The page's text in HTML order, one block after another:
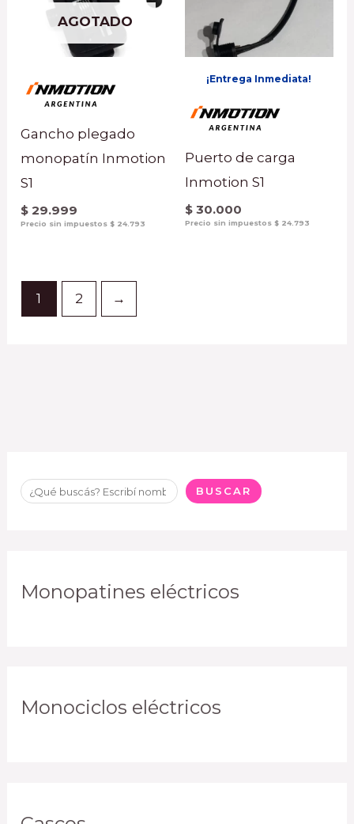
AGOTADO
Gancho plegado
monopatín Inmotion
S1
$ 29.999
Precio sin impuestos$ 24.793
¡Entrega Inmediata!
Puerto de carga
Inmotion S1
$ 30.000
Precio sin impuestos $ 24.793
1 2 →
BUSCAR
Monopatines eléctricos
Monociclos eléctricos